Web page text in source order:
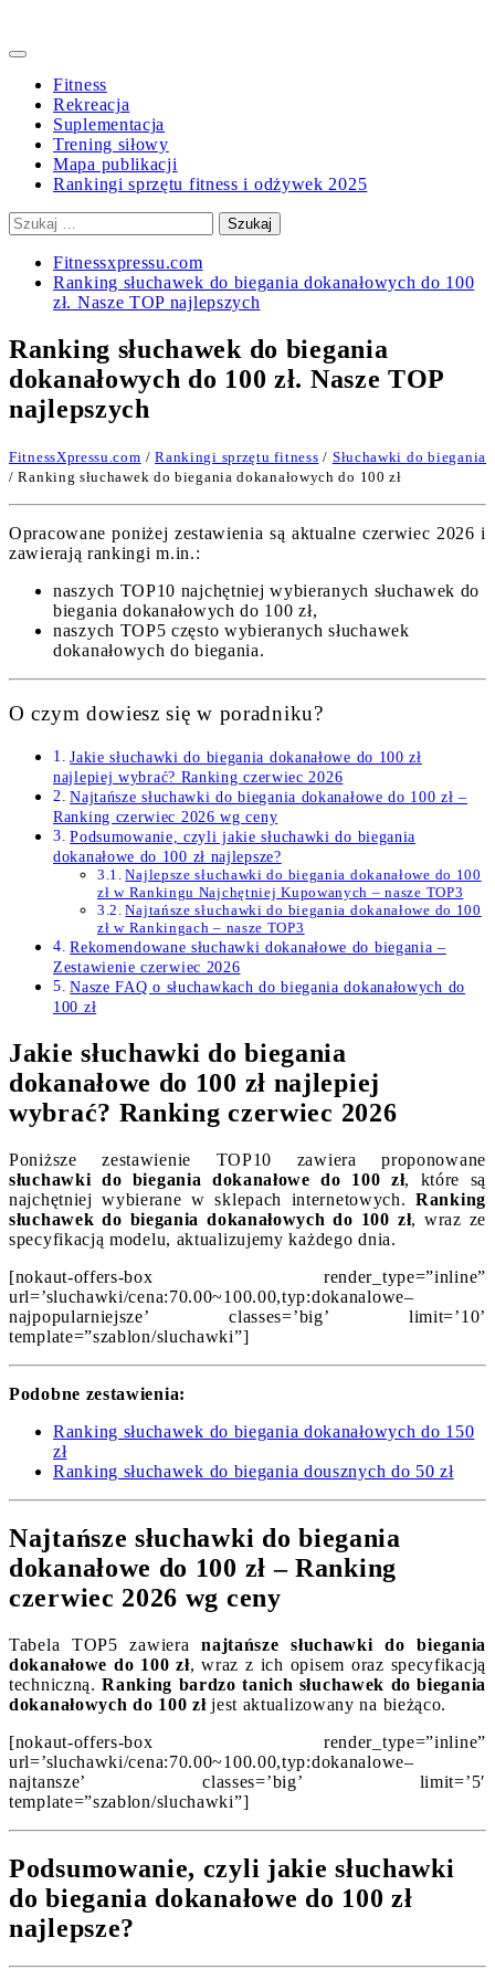
Primary
Fitness
Rekreacja
Suplementacja
Trening siłowy
Mapa publikacji
Rankingi sprzętu fitness i odżywek 2025
Szukaj:
Fitnessxpressu.com
Ranking słuchawek do biegania dokanałowych do 100
zł. Nasze TOP najlepszych
Ranking słuchawek do biegania
dokanałowych do 100 zł. Nasze TOP
najlepszych
FitnessXpressu.com /Rankingi sprzętu fitness / Słuchawki do biegania
/ Ranking słuchawek do biegania dokanałowych do 100 zł
Opracowane poniżej zestawienia są aktualne czerwiec 2026 i
zawierają rankingi m.in.:
naszych TOP10 najchętniej wybieranych słuchawek do
biegania dokanałowych do 100 zł,
naszych TOP5 często wybieranych słuchawek
dokanałowych do biegania.
O czym dowiesz się w poradniku?
Jakie słuchawki do biegania dokanałowe do 100 zł
najlepiej wybrać? Ranking czerwiec 2026
Najtańsze słuchawki do biegania dokanałowe do 100 zł –
Ranking czerwiec 2026 wg ceny
Podsumowanie, czyli jakie słuchawki do biegania
dokanałowe do 100 zł najlepsze?
Najlepsze słuchawki do biegania dokanałowe do 100
zł w Rankingu Najchętniej Kupowanych – nasze TOP3
Najtańsze słuchawki do biegania dokanałowe do 100
zł w Rankingach – nasze TOP3
Rekomendowane słuchawki dokanałowe do biegania –
Zestawienie czerwiec 2026
Nasze FAQ o słuchawkach do biegania dokanałowych do
100 zł
Jakie słuchawki do biegania
dokanałowe do 100 zł najlepiej
wybrać? Ranking czerwiec 2026
Poniższe zestawienie TOP10 zawiera proponowane
słuchawki do biegania dokanałowe do 100 zł, które są
najchętniej wybierane w sklepach internetowych.Ranking
słuchawek do biegania dokanałowych do 100 zł, wraz ze
specyfikacją modelu, aktualizujemy każdego dnia.
[nokaut-offers-box render_type=”inline”
url=’sluchawki/cena:70.00~100.00,typ:dokanalowe–
najpopularniejsze’ classes=’big’ limit=’10’
template=”szablon/sluchawki”]
Podobne zestawienia:
Ranking słuchawek do biegania dokanałowych do 150
zł
Ranking słuchawek do biegania dousznych do 50 zł
Najtańsze słuchawki do biegania
dokanałowe do 100 zł – Ranking
czerwiec 2026 wg ceny
Tabela TOP5 zawieranajtańsze słuchawki do biegania
dokanałowe do 100 zł, wraz z ich opisem oraz specyfikacją
techniczną.Ranking bardzo tanich słuchawek do biegania
dokanałowych do 100 złjest aktualizowany na bieżąco.
[nokaut-offers-box render_type=”inline”
url=’sluchawki/cena:70.00~100.00,typ:dokanalowe–
najtansze’ classes=’big’ limit=’5′
template=”szablon/sluchawki”]
Podsumowanie, czyli jakie słuchawki
do biegania dokanałowe do 100 zł
najlepsze?